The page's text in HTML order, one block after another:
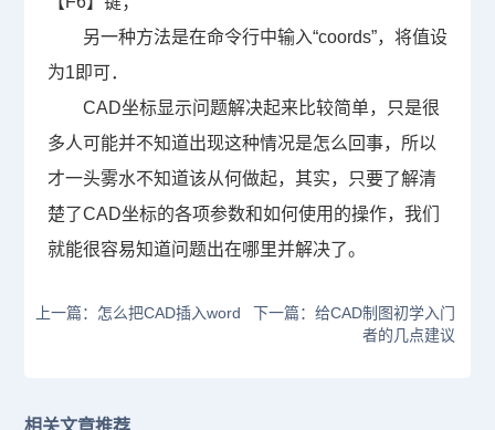
另一种方法是在命令行中输入“coords”，将值设
为1即可．
CAD坐标显示问题解决起来比较简单，只是很
多人可能并不知道出现这种情况是怎么回事，所以
才一头雾水不知道该从何做起，其实，只要了解清
楚了CAD坐标的各项参数和如何使用的操作，我们
就能很容易知道问题出在哪里并解决了。
上一篇：怎么把CAD插入word
下一篇：给CAD制图初学入门
者的几点建议